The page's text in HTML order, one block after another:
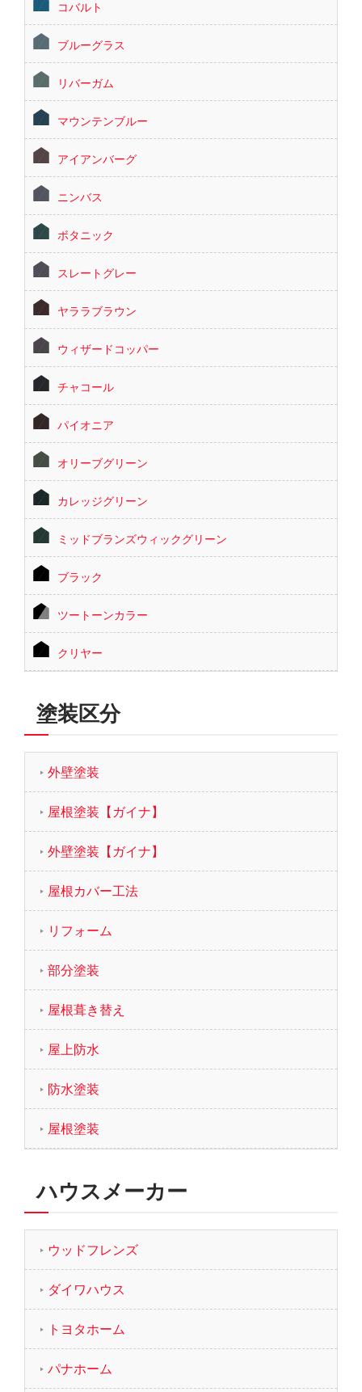
コバルト
ブルーグラス
リバーガム
マウンテンブルー
アイアンバーグ
ニンバス
ボタニック
スレートグレー
ヤララブラウン
ウィザードコッパー
チャコール
パイオニア
オリーブグリーン
カレッジグリーン
ミッドブランズウィックグリーン
ブラック
ツートーンカラー
クリヤー
塗装区分
外壁塗装
屋根塗装【ガイナ】
外壁塗装【ガイナ】
屋根カバー工法
リフォーム
部分塗装
屋根葺き替え
屋上防水
防水塗装
屋根塗装
ハウスメーカー
ウッドフレンズ
ダイワハウス
トヨタホーム
パナホーム